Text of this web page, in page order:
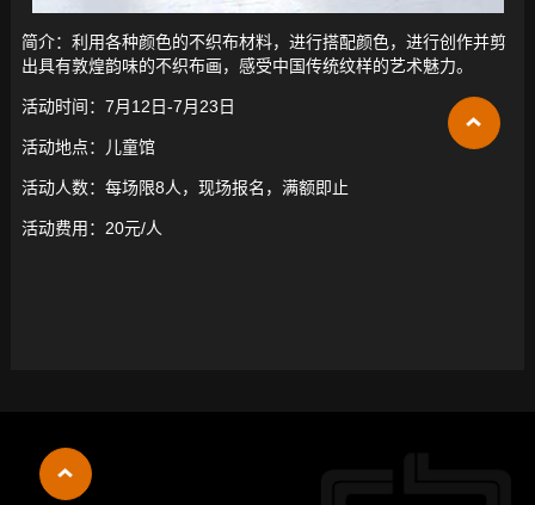
简介：利用各种颜色的不织布材料，进行搭配颜色，进行创作并剪
出具有敦煌韵味的不织布画，感受中国传统纹样的艺术魅力。
活动时间：7月12日-7月23日
活动地点：儿童馆
活动人数：每场限8人，现场报名，满额即止
活动费用：20元/人